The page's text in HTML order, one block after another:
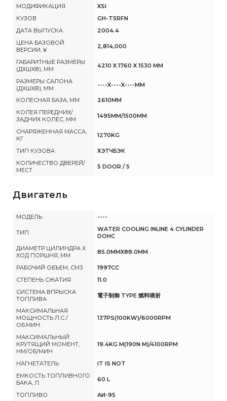
МОДИФИКАЦИЯ
XSI
КУЗОВ
GH-T5RFN
ДАТА ВЫПУСКА
2004.4
ЦЕНА БАЗОВОЙ
ВЕРСИИ, ¥
2,814,000
ГАБАРИТНЫЕ РАЗМЕРЫ
(ДХШХВ), ММ
4210 X 1760 X 1530 MM
РАЗМЕРЫ САЛОНА
(ДХШХВ), ММ
----X----X----MM
КОЛЕСНАЯ БАЗА, ММ
2610MM
КОЛЕЯ ПЕРЕДНИХ/
ЗАДНИХ КОЛЕС, ММ
1495MM/1500MM
СНАРЯЖЕННАЯ МАССА,
КГ
1270KG
ТИП КУЗОВА
ХЭТЧБЭК
КОЛИЧЕСТВО ДВЕРЕЙ/
МЕСТ
5 DOOR / 5
Двигатель
МОДЕЛЬ ----
ТИП
WATER COOLING INLINE 4 CYLINDER
DOHC
ДИАМЕТР ЦИЛИНДРА Х
ХОД ПОРШНЯ, ММ
85.0MMX88.0MM
РАБОЧИЙ ОБЪЕМ, СМ3
1997CC
СТЕПЕНЬ СЖАТИЯ
11.0
СИСТЕМА ВПРЫСКА
ТОПЛИВА
電子制御 TYPE 燃料噴射
МАКСИМАЛЬНАЯ
МОЩНОСТЬ Л.С./
ОБ.МИН.
137PS(100KW)/6000RPM
МАКСИМАЛЬНЫЙ
КРУТЯЩИЙ МОМЕНТ,
НМ/ОБ/МИН
19.4KG M(190N M)/4100RPM
НАГНЕТАТЕЛЬ
IT IS NOT
ЕМКОСТЬ ТОПЛИВНОГО
БАКА, Л.
60 L
ТОПЛИВО AИ-95